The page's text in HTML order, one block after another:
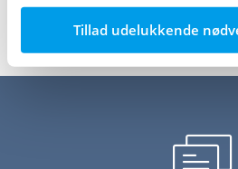
Tillad udelukkende
Sidst opdateret: 17. oktober 2025